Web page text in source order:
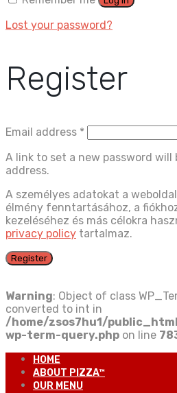
Lost your password?
Register
Email address *
A link to set a new password will
address.
A személyes adatokat a
élmény fenntartásához, a
kezeléséhez és más célokra
privacy policy tartalmaz.
Register
Warning: Object of class
converted to int in
/home/zsos7hu1/
wp-term-query.php on line
HOME
ABOUT PIZZA™
OUR MENU